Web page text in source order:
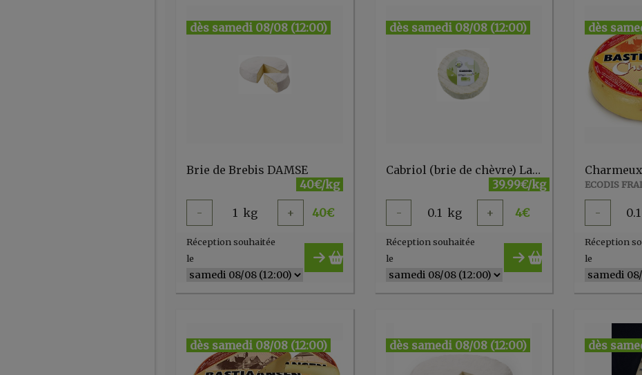
dès samedi 08/08 (12:00)
Brie de Brebis DAMSE
40€/kg
- 1 kg + 40€
Réception souhaitée
le
dès samedi 08/08 (12:00)
Cabriol (brie de chèvre) La Lémance
39.99€/kg
- 0.1 kg + 4€
Réception souhaitée
le
dès
ECODIS
- 0.1
Réception
le
dès samedi 08/08 (12:00) dès samedi 08/08 (12:00) dès